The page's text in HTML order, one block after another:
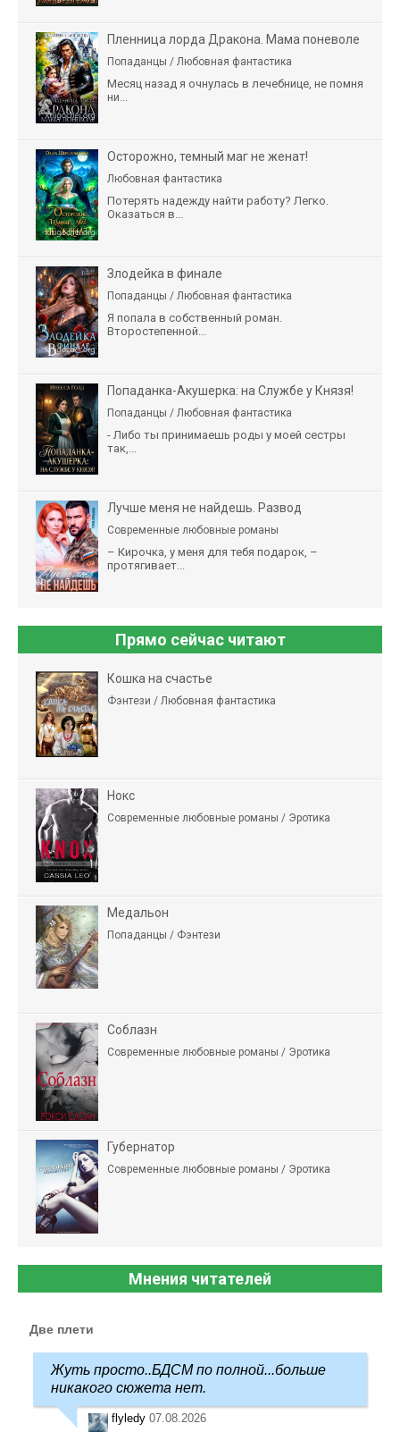
Пленница лорда Дракона. Мама поневоле
Попаданцы / Любовная фантастика
Месяц назад я очнулась в лечебнице, не помня
ни...
Осторожно, темный маг не женат!
Любовная фантастика
Потерять надежду найти работу? Легко.
Оказаться в...
Злодейка в финале
Попаданцы / Любовная фантастика
Я попала в собственный роман.
Второстепенной...
Попаданка-Акушерка: на Службе у Князя!
Попаданцы / Любовная фантастика
- Либо ты принимаешь роды у моей сестры
так,...
Лучше меня не найдешь. Развод
Современные любовные романы
– Кирочка, у меня для тебя подарок, –
протягивает...
Прямо сейчас читают
Кошка на счастье
Фэнтези / Любовная фантастика
Нокс
Современные любовные романы / Эротика
Медальон
Попаданцы / Фэнтези
Соблазн
Современные любовные романы / Эротика
Губернатор
Современные любовные романы / Эротика
Мнения читателей
Две плети
Жуть просто..БДСМ по полной...больше
никакого сюжета нет.
flyledy 07.08.2026